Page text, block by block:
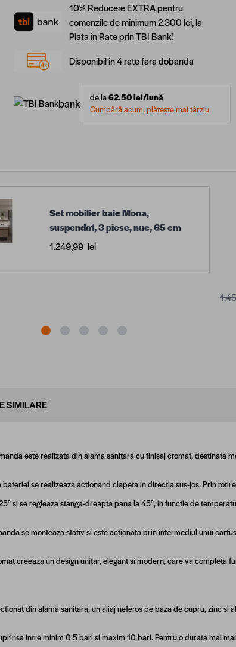
10% Reducere EXTRA pentru
comenzile de minimum 2.300 lei, la
Plata în Rate prin TBI Bank!
Disponibil in 4 rate fara dobanda
bank de la62.50lei/lună
Cumpără acum, plătește mai târziu
Set mobilier baie Mona,
suspendat, 3 piese, nuc, 65 cm
1.249,99 lei
SIMILARE
este realizata din alama sanitara cu finisaj cromat, destinata
se realizeaza actionand clapeta in directia sus-jos. Prin
si se regleaza stanga-dreapta pana la 45°, in functie de
se monteaza stativ si este actionata prin intermediul unui
creeaza un design unitar, elegant si modern, care va completa
din alama sanitara, un aliaj neferos pe baza de cupru, zinc si
intre minim 0.5 bari si maxim 10 bari. Pentru o durata mai